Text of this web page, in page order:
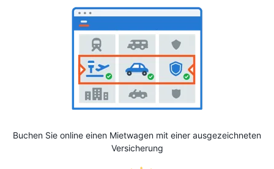
Buchen Sie online einen Mietwagen mit einer ausgezeichneten
Versicherung